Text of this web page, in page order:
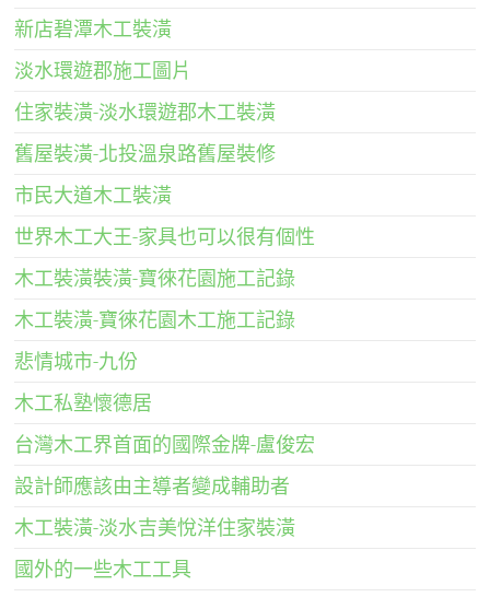
新店碧潭木工裝潢
淡水環遊郡施工圖片
住家裝潢-淡水環遊郡木工裝潢
舊屋裝潢-北投溫泉路舊屋裝修
市民大道木工裝潢
世界木工大王-家具也可以很有個性
木工裝潢裝潢-寶徠花園施工記錄
木工裝潢-寶徠花園木工施工記錄
悲情城市-九份
木工私塾懷德居
台灣木工界首面的國際金牌-盧俊宏
設計師應該由主導者變成輔助者
木工裝潢-淡水吉美悅洋住家裝潢
國外的一些木工工具